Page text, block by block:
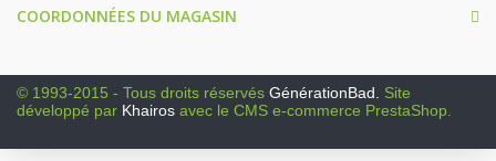
© 1993-2015 - Tous droits réservés GénérationBad.
Site
développé par Khairos avec le CMS e-commerce PrestaShop.
COORDONNÉES DU MAGASIN